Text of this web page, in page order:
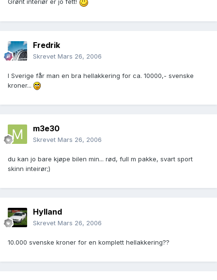
Grønt interiør er jo fett!
Fredrik
Skrevet Mars 26, 2006
I Sverige får man en bra hellakkering for ca. 10000,- svenske
kroner...
m3e30
Skrevet Mars 26, 2006
du kan jo bare kjøpe bilen min... rød, full m pakke, svart sport
skinn inteirør;)
Hylland
Skrevet Mars 26, 2006
10.000 svenske kroner for en komplett hellakkering??